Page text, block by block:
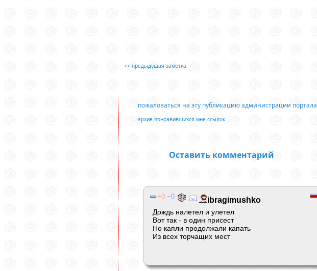
<< предыдущая заметка
пожаловаться на эту публикацию администрации портала
архив понравившихся мне ссылок
Оставить комментарий
0 0 ibragimushko
Дождь налетел и улетел
Вот так - в один присест
Но капли продолжали капать
Из всех торчащих мест